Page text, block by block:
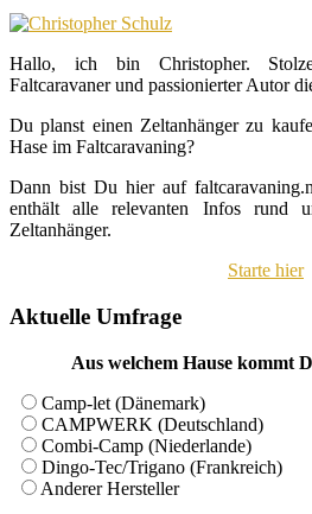
Hallo, ich bin Christopher.
Faltcaravaner und passionierter Autor
Du planst einen Zeltanhänger zu
Hase im Faltcaravaning?
Dann bist Du hier auf
enthält alle relevanten Infos rund
Zeltanhänger.
Starte hier
Aktuelle Umfrage
Aus welchem Hause kommt
Camp-let (Dänemark)
CAMPWERK (Deutschland)
Combi-Camp (Niederlande)
Dingo-Tec/Trigano (Frankreich)
Anderer Hersteller